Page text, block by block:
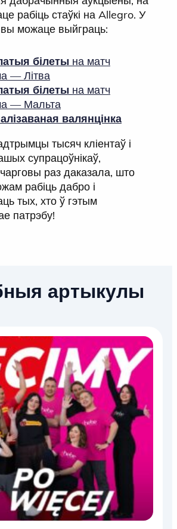
рабіць стаўкі на Allegro. У
можаце выйграць:
білеты на матч
— Літва
білеты на матч
— Мальта
валянцінка
тысяч кліентаў і
супрацоўнікаў,
раз даказала, што
рабіць дабро і
тых, хто ў гэтым
патрэбу!
артыкулы